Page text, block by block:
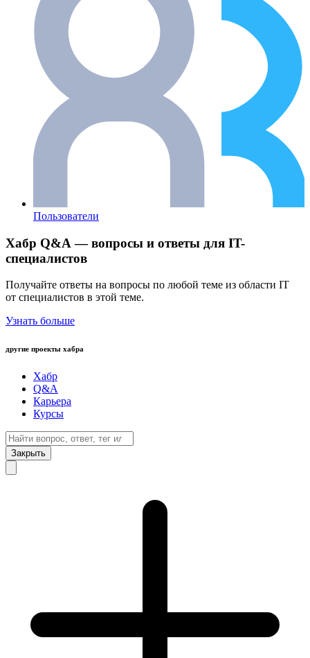
Пользователи
Хабр Q&A — вопросы и ответы для IT-
специалистов
Получайте ответы на вопросы по любой теме из области IT
от специалистов в этой теме.
Узнать больше
другие проекты хабра
Хабр
Q&A
Карьера
Курсы
Закрыть